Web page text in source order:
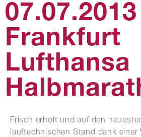
Frankfurt
Lufthansa
Frisch erholt und auf den
lauftechnischen Stand dank einer